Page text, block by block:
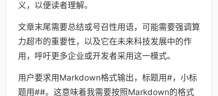
义，以便读者理解。
文章末尾需要总结或号召性用语，可能需要强调算
力超市的重要性，以及它在未来科技发展中的作
用，呼吁更多企业或开发者采用这一模式。
用户要求用Markdown格式输出，标题用#，小标
题用##。这意味着我需要按照Markdown的格式